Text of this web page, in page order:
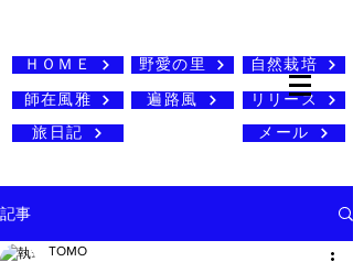
ＨＯＭＥ
野愛の里
師在風雅
遍路風
自然栽培
リリース
旅日記
メール
記事
TOMO